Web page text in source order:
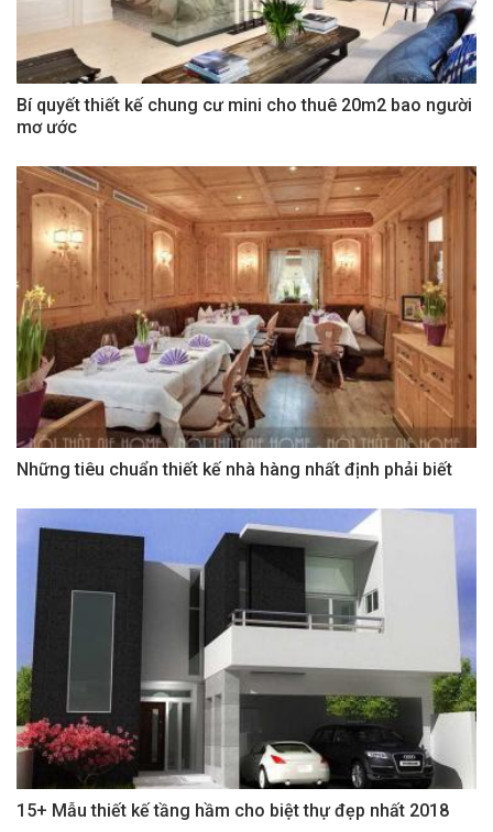
Bí quyết thiết kế chung cư mini cho thuê 20m2 bao người
mơ ước
Những tiêu chuẩn thiết kế nhà hàng nhất định phải biết
15+ Mẫu thiết kế tầng hầm cho biệt thự đẹp nhất 2018